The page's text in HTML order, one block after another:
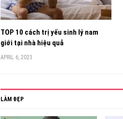
TOP 10 cách trị yếu sinh lý nam
giới tại nhà hiệu quả
APRIL 6, 2023
LÀM ĐẸP